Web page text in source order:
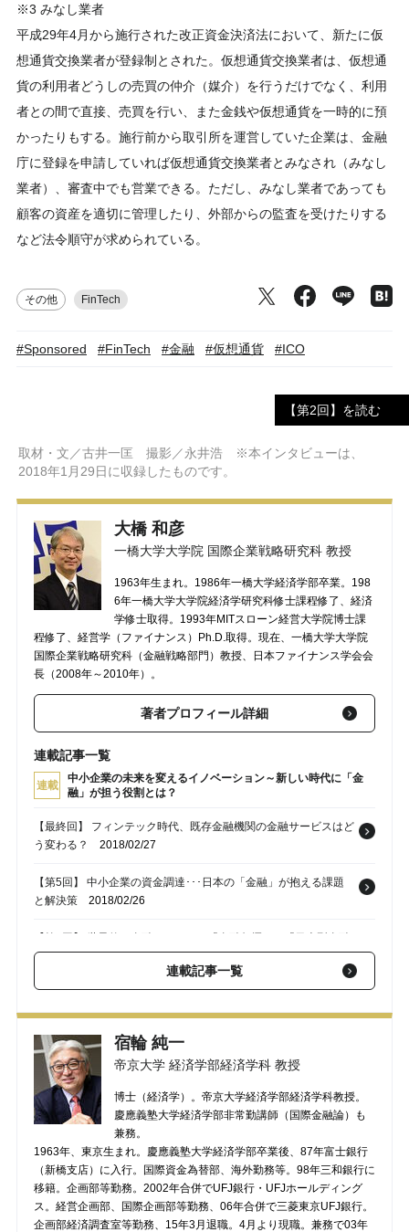
※3 みなし業者
平成29年4月から施行された改正資金決済法において、新たに仮
想通貨交換業者が登録制とされた。仮想通貨交換業者は、仮想通
貨の利用者どうしの売買の仲介（媒介）を行うだけでなく、利用
者との間で直接、売買を行い、また金銭や仮想通貨を一時的に預
かったりもする。施行前から取引所を運営していた企業は、金融
庁に登録を申請していれば仮想通貨交換業者とみなされ（みなし
業者）、審査中でも営業できる。ただし、みなし業者であっても
顧客の資産を適切に管理したり、外部からの監査を受けたりする
など法令順守が求められている。
その他 FinTech
#Sponsored #FinTech #金融 #仮想通貨 #ICO
【第2回】を読む
取材・文／古井一匡 撮影／永井浩 ※本インタビューは、
2018年1月29日に収録したものです。
大橋 和彦
一橋大学大学院 国際企業戦略研究科 教授
1963年生まれ。1986年一橋大学経済学部卒業。198
6年一橋大学大学院経済学研究科修士課程修了、経済
学修士取得。1993年MITスローン経営大学院博士課
程修了、経営学（ファイナンス）Ph.D.取得。現在、一橋大学大学院
国際企業戦略研究科（金融戦略部門）教授、日本ファイナンス学会会
長（2008年～2010年）。
著者プロフィール詳細
連載記事一覧
連載
中小企業の未来を変えるイノベーション～新しい時代に「金
融」が担う役割とは？
【最終回】 フィンテック時代、既存金融機関の金融サービスはど
う変わる？
2018/02/27
【第5回】 中小企業の資金調達･･･日本の「金融」が抱える課題
と解決策 2018/02/26
排除」2018/02/25
【第3回】 金融の機能のひとつ「リスク配分」の重要性とは？
【第2回】 金融サービスとしての「フィンテック」のメリットと
課題2018/02/23
連載記事一覧
宿輪 純一
帝京大学 経済学部経済学科 教授
博士（経済学）。帝京大学経済学部経済学科教授。
慶應義塾大学経済学部非常勤講師（国際金融論）も
兼務。
1963年、東京生まれ。慶應義塾大学経済学部卒業後、87年富士銀行
（新橋支店）に入行。国際資金為替部、海外勤務等。98年三和銀行に
移籍。企画部等勤務。2002年合併でUFJ銀行・UFJホールディング
ス。経営企画部、国際企画部等勤務、06年合併で三菱東京UFJ銀行。
企画部経済調査室等勤務、15年3月退職。4月より現職。兼務で03年